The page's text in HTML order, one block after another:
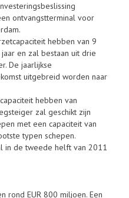
ontvangstterminal voor
hebben van 9
en zal bestaan uit drie
De jaarlijkse
uitgebreid worden naar
hebben van
zal geschikt zijn
met een capaciteit van
typen schepen.
in de tweede helft van 2011
rond EUR 800 miljoen. Een